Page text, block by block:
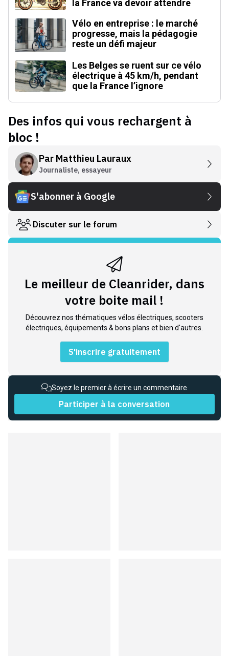
la France va devoir attendre
Vélo en entreprise : le marché
progresse, mais la pédagogie
reste un défi majeur
Les Belges se ruent sur ce vélo
électrique à 45 km/h, pendant
que la France l’ignore
Des infos qui vous rechargent à
bloc !
Par Matthieu Lauraux
Journaliste, essayeur
S'abonner à Google
Discuter sur le forum
Le meilleur de Cleanrider, dans
votre boite mail !
Découvrez nos thématiques vélos électriques, scooters
électriques, équipements & bons plans et bien d'autres.
S'inscrire gratuitement
Soyez le premier à écrire un commentaire
Participer à la conversation